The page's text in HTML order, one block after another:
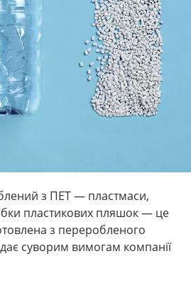
з ПЕТ — пластмаси,
пластикових пляшок — це
з переробленого
суворим вимогам компанії